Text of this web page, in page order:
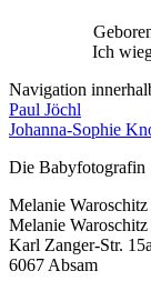
Ich
Navigation
Paul Jöchl
Johanna-Sophie
Die Babyfotografin
Melanie
Melanie Waroschitz
Karl Zanger-Str. 15a
6067 Absam